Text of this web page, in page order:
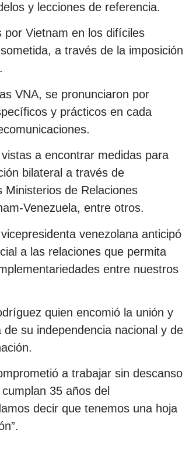
y lecciones de referencia.
Vietnam en los difíciles
a través de la imposición
VNA, se pronunciaron por
y prácticos en cada
a encontrar medidas para
bilateral a través de
de Relaciones
Venezuela, entre otros.
venezolana anticipó
a las relaciones que permita
entre nuestros
quien encomió la unión y
su independencia nacional y de
a trabajar sin descanso
35 años del
decir que tenemos una hoja